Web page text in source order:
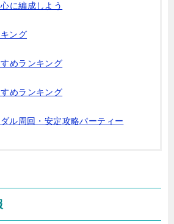
に編成しよう
ング
めランキング
めランキング
ル周回・安定攻略パーティー